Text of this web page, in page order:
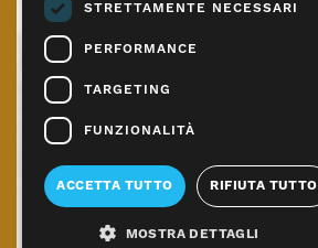
Centro 6 e 7
Donazioni
Dona il 5×1000
Testamento
STRETTAMENTE NECESSARI
PERFORMANCE
TARGETING
FUNZIONALITÀ
ACCETTA TUTTO RIFIUTA TUTTO
MOSTRA DETTAGLI